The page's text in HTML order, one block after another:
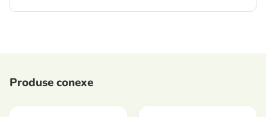
soluție portabilă și practică pentru orice ieșire. Indiferent
Produse conexe